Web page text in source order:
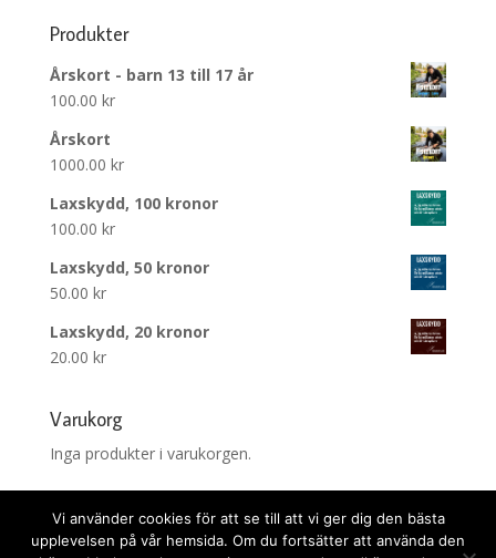
Produkter
Årskort - barn 13 till 17 år
100.00 kr
Årskort
1000.00 kr
Laxskydd, 100 kronor
100.00 kr
Laxskydd, 50 kronor
50.00 kr
Laxskydd, 20 kronor
20.00 kr
Varukorg
Inga produkter i varukorgen.
Vi använder cookies för att se till att vi ger dig den bästa
upplevelsen på vår hemsida. Om du fortsätter att använda den